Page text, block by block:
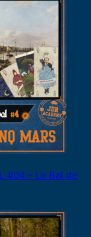
#04 – Le Bal de